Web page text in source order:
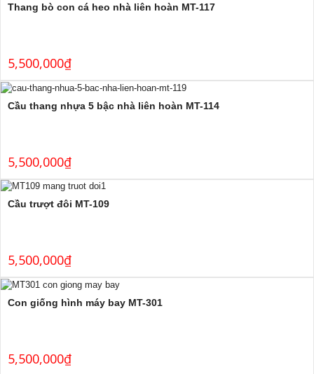
Thang bò con cá heo nhà liên hoàn MT-117
5,500,000₫
Cầu thang nhựa 5 bậc nhà liên hoàn MT-114
5,500,000₫
Cầu trượt đôi MT-109
5,500,000₫
Con giống hình máy bay MT-301
5,500,000₫